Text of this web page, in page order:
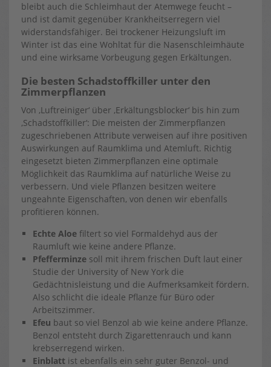
bleibt auch die Schleimhaut der Atemwege feucht –
und ist damit gegenüber Krankheitserregern viel
widerstandsfähiger. Bei trockener Heizungsluft im
Winter ist das eine Wohltat für die Nasenschleimhäute
und eine wirksame Vorbeugung gegen Erkältungen.
Die besten Schadstoffkiller unter den
Zimmerpflanzen
Von ‚Luftreiniger‘ über ‚Erkältungsblocker‘ bis hin zum
‚Schadstoffkiller‘: Die meisten der Zimmerpflanzen
zugeschriebenen Attribute verweisen auf ihre positiven
Auswirkungen auf Raumklima und Atemluft. Richtig
eingesetzt bieten Zimmerpflanzen eine optimale
Möglichkeit das Raumklima auf natürliche Weise zu
verbessern. Und viele Pflanzen besitzen weitere
ungeahnte Eigenschaften, von denen wir ebenfalls
profitieren können.
Echte Aloe filtert so viel Formaldehyd aus der
Raumluft wie keine andere Pflanze.
Pfefferminze soll mit ihrem frischen Duft laut einer
Studie der University of New York die
Gedächtnisleistung und die Aufmerksamkeit fördern.
Also schlicht die ideale Pflanze für Büro oder
Arbeitszimmer.
Efeu baut so viel Benzol ab wie keine andere Pflanze.
Benzol entsteht durch Zigarettenrauch und kann
krebserregend wirken.
Einblatt ist ebenfalls ein sehr guter Benzol- und